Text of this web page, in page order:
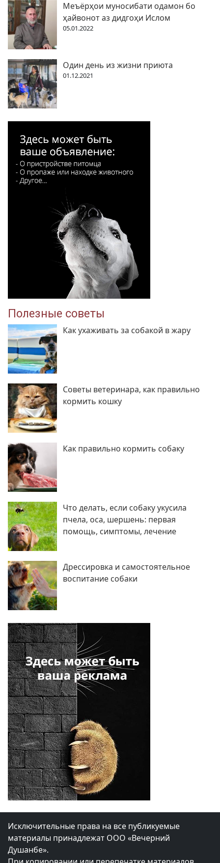
Меъёрҳои муносибати одамон бо
ҳайвонот аз дидгоҳи Ислом
05.01.2022
Один день из жизни приюта
01.12.2021
Полезные советы
Как ухаживать за собакой в жару
Советы ветеринара, как правильно
кормить кошку
Как правильно кормить собаку
Что делать, если собаку укусила
пчела, оса, шершень: первая
помощь, симптомы, лечение
Дрессировка и самостоятельное
воспитание собаки
Исключительные права на все публикуемые
материалы принадлежат ООО «Вечерний
Душанбе».